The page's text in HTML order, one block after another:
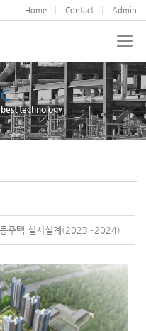
Home Contact Admin
technology
주택 실시설계(2023~2024)